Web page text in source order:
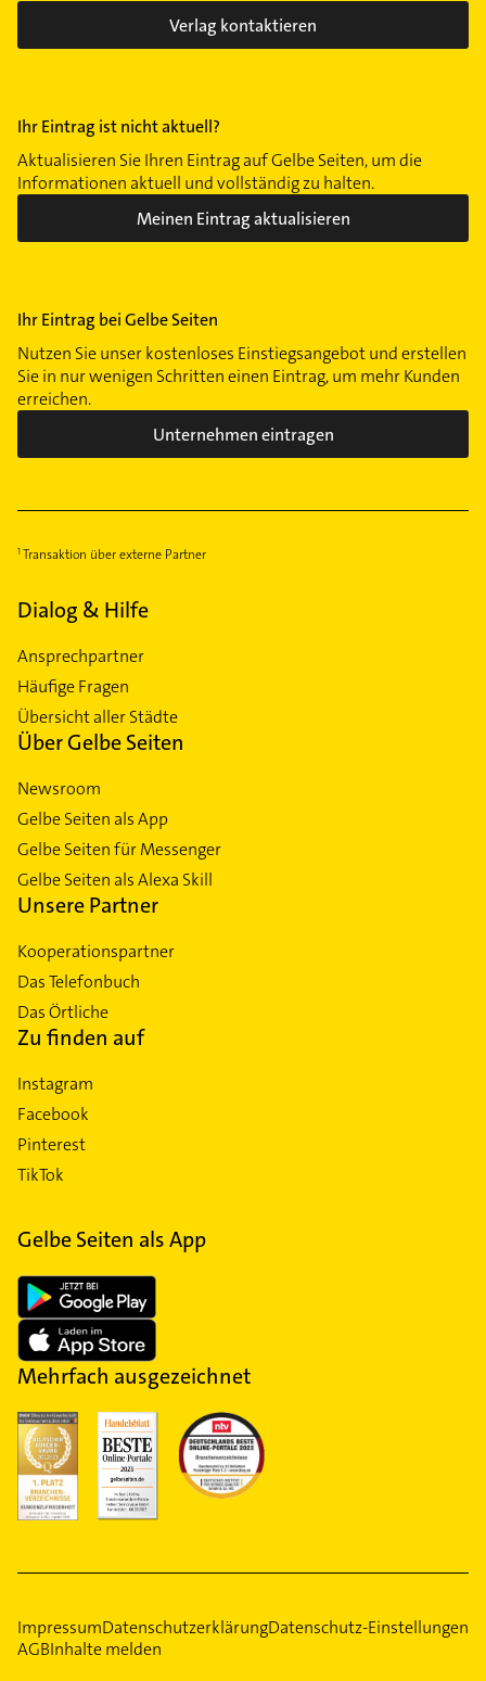
Verlag kontaktieren
Ihr Eintrag ist nicht aktuell?
Aktualisieren Sie Ihren Eintrag auf Gelbe Seiten, um die
Informationen aktuell und vollständig zu halten.
Meinen Eintrag aktualisieren
Ihr Eintrag bei Gelbe Seiten
Nutzen Sie unser kostenloses Einstiegsangebot und erstellen
Sie in nur wenigen Schritten einen Eintrag, um mehr Kunden
erreichen.
Unternehmen eintragen
Transaktion über externe Partner
Dialog & Hilfe
Ansprechpartner
Häufige Fragen
Übersicht aller Städte
Über Gelbe Seiten
Newsroom
Gelbe Seiten als App
Gelbe Seiten für Messenger
Gelbe Seiten als Alexa Skill
Unsere Partner
Kooperationspartner
Das Telefonbuch
Das Örtliche
Zu finden auf
Instagram
Facebook
Pinterest
TikTok
Gelbe Seiten als App
Mehrfach ausgezeichnet
ImpressumDatenschutzerklärungDatenschutz-Einstellungen
AGBInhalte melden